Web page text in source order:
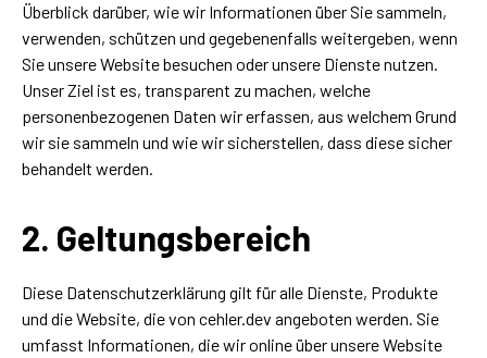
Überblick darüber, wie wir Informationen über Sie sammeln,
verwenden, schützen und gegebenenfalls weitergeben, wenn
Sie unsere Website besuchen oder unsere Dienste nutzen.
Unser Ziel ist es, transparent zu machen, welche
personenbezogenen Daten wir erfassen, aus welchem Grund
wir sie sammeln und wie wir sicherstellen, dass diese sicher
behandelt werden.
2. Geltungsbereich
Diese Datenschutzerklärung gilt für alle Dienste, Produkte
und die Website, die von cehler.dev angeboten werden. Sie
umfasst Informationen, die wir online über unsere Website